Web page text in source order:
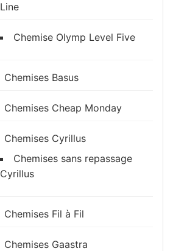
Line
Chemise Olymp Level Five
Chemises Basus
Chemises Cheap Monday
Chemises Cyrillus
Chemises sans repassage
Cyrillus
Chemises Fil à Fil
Chemises Gaastra